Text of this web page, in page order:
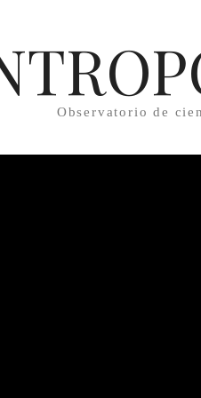
Observatorio de